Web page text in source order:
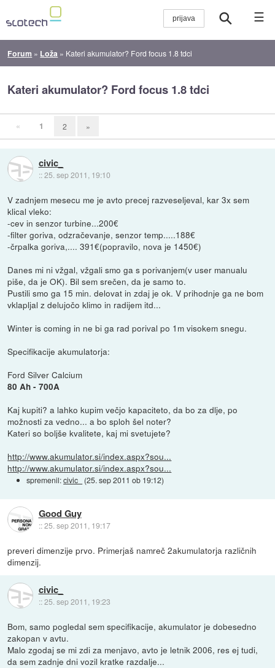
☰
Forum » Loža » Kateri akumulator? Ford focus 1.8 tdci
Kateri akumulator? Ford focus 1.8 tdci
« 1 2 »
civic_
::25. sep 2011, 19:10
V zadnjem mesecu me je avto precej razveseljeval, kar 3x sem
klical vleko:
-cev in senzor turbine...200€
-filter goriva, odzračevanje, senzor temp.....188€
-črpalka goriva,.... 391€(popravilo, nova je 1450€)
Danes mi ni vžgal, vžgali smo ga s porivanjem(v user manualu
piše, da je OK). Bil sem srečen, da je samo to.
Pustili smo ga 15 min. delovat in zdaj je ok. V prihodnje ga ne bom
vklapljal z delujočo klimo in radijem itd...
Winter is coming in ne bi ga rad porival po 1m visokem snegu.
Specifikacije akumulatorja:
Ford Silver Calcium
80 Ah - 700A
Kaj kupiti? a lahko kupim večjo kapaciteto, da bo za dlje, po
možnosti za vedno... a bo sploh šel noter?
Kateri so boljše kvalitete, kaj mi svetujete?
http://www.akumulator.si/index.aspx?sou...
http://www.akumulator.si/index.aspx?sou...
spremenil:civic_ (25. sep 2011 ob 19:12)
Good Guy
::25. sep 2011, 19:17
preveri dimenzije prvo. Primerjaš namreč 2akumulatorja različnih
dimenzij.
civic_
::25. sep 2011, 19:23
Bom, samo pogledal sem specifikacije, akumulator je dobesedno
zakopan v avtu.
Malo zgodaj se mi zdi za menjavo, avto je letnik 2006, res ej tudi,
da sem zadnje dni vozil kratke razdalje...